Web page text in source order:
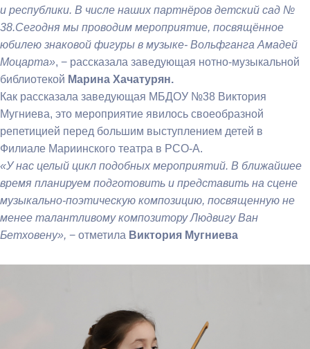
и республики. В числе наших партнёров детский сад №
38.Сегодня мы проводим мероприятие, посвящённое
юбилею знаковой фигуры в музыке- Вольфганга Амадей
Моцарта», − рассказала заведующая нотно-музыкальной
библиотекой Марина Хачатурян.
Как рассказала заведующая МБДОУ №38 Виктория
Мугниева, это мероприятие явилось своеобразной
репетицией перед большим выступлением детей в
Филиале Мариинского театра в РСО-А.
«У нас целый цикл подобных мероприятий. В ближайшее
время планируем подготовить и представить на сцене
музыкально-поэтическую композицию, посвященную не
менее талантливому композитору Людвигу Ван
Бетховену», − отметила Виктория Мугниева